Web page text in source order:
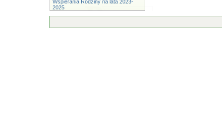
Wspierania Rodziny na lata 2023-
2025